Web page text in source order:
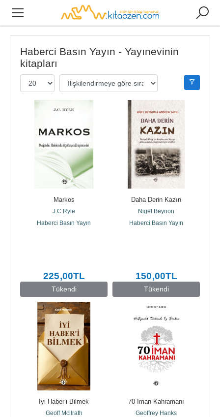
Haberci Basın Yayın - Yayınevinin
kitapları
Tükendi
Markos
J.C Ryle
Haberci Basın Yayın
225,00TL
Tükendi
Daha Derin Kazın
Nigel Beynon
Haberci Basın Yayın
150,00TL
İyi Haber’i Bilmek
Geoff Mcllrath
70 İman Kahramanı
Geoffrey Hanks